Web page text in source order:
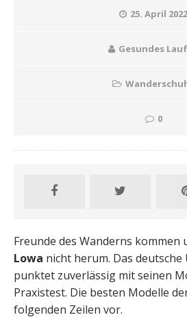
25. April 2022
Gesundes
0
Freunde des Wanderns kommen
Lowa nicht herum. Das
punktet zuverlässig mit seinen
Praxistest. Die besten Modelle
folgenden Zeilen vor.